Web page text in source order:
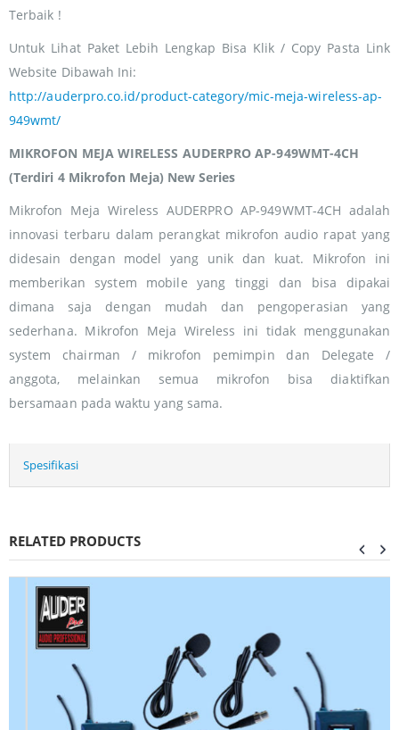
Terbaik !
Untuk Lihat Paket Lebih Lengkap Bisa Klik / Copy Pasta Link
Website Dibawah Ini:
http://auderpro.co.id/product-category/mic-meja-wireless-ap-
949wmt/
MIKROFON MEJA WIRELESS AUDERPRO AP-949WMT-4CH
(Terdiri 4 Mikrofon Meja) New Series
Mikrofon Meja Wireless AUDERPRO AP-949WMT-4CH adalah
innovasi terbaru dalam perangkat mikrofon audio rapat yang
didesain dengan model yang unik dan kuat. Mikrofon ini
memberikan system mobile yang tinggi dan bisa dipakai
dimana saja dengan mudah dan pengoperasian yang
sederhana. Mikrofon Meja Wireless ini tidak menggunakan
system chairman / mikrofon pemimpin dan Delegate /
anggota, melainkan semua mikrofon bisa diaktifkan
bersamaan pada waktu yang sama.
Spesifikasi
RELATED PRODUCTS